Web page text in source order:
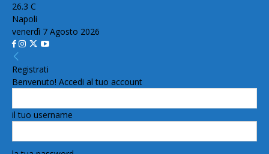
26.3 C
Napoli
venerdì 7 Agosto 2026
Registrati
Benvenuto! Accedi al tuo account
il tuo username